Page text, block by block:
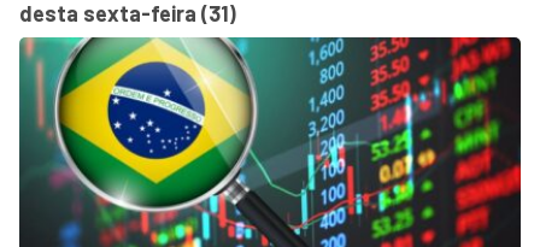
desta sexta-feira (31)